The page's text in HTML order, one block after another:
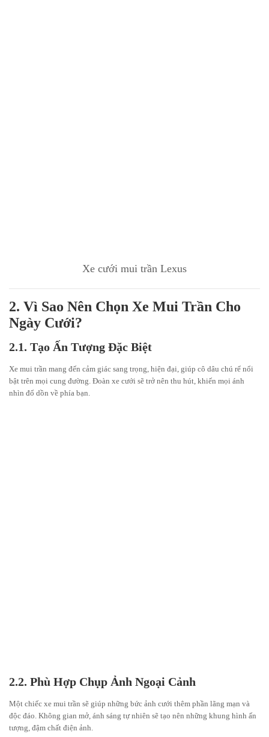
Xe cưới mui trần Lexus
2. Vì Sao Nên Chọn Xe Mui Trần Cho
Ngày Cưới?
2.1. Tạo Ấn Tượng Đặc Biệt
Xe mui trần mang đến cảm giác sang trọng, hiện đại, giúp cô dâu chú rể nổi
bật trên mọi cung đường. Đoàn xe cưới sẽ trở nên thu hút, khiến mọi ánh
nhìn đổ dồn về phía bạn.
2.2. Phù Hợp Chụp Ảnh Ngoại Cảnh
Một chiếc xe mui trần sẽ giúp những bức ảnh cưới thêm phần lãng mạn và
độc đáo. Không gian mở, ánh sáng tự nhiên sẽ tạo nên những khung hình ấn
tượng, đậm chất điện ảnh.